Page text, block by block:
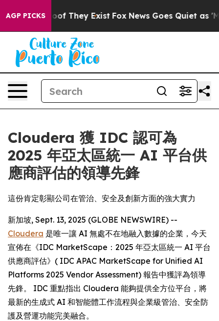
AGP PICKS
no Proof They Exist Fox News Goes Quiet as
Cloudera 獲 IDC 認可為
2025 年亞太區統一 AI 平台供
應商評估的領導先鋒
這份肯定彰顯公司在管治、安全及創新方面的強大實力
新加坡, Sept. 13, 2025 (GLOBE NEWSWIRE) --
Cloudera 是唯一讓 AI 無處不在地融入數據的企業，今天
宣佈在《IDC MarketScape：2025 年亞太區統一 AI 平台
供應商評估》( IDC APAC MarketScape for Unified AI
Platforms 2025 Vendor Assessment) 報告中獲評為領導
先鋒。 IDC 重點指出 Cloudera 能夠提供全方位平台，將
最新的生成式 AI 和智能體工作流程與企業級管治、安全防
護及營運功能完美融合。